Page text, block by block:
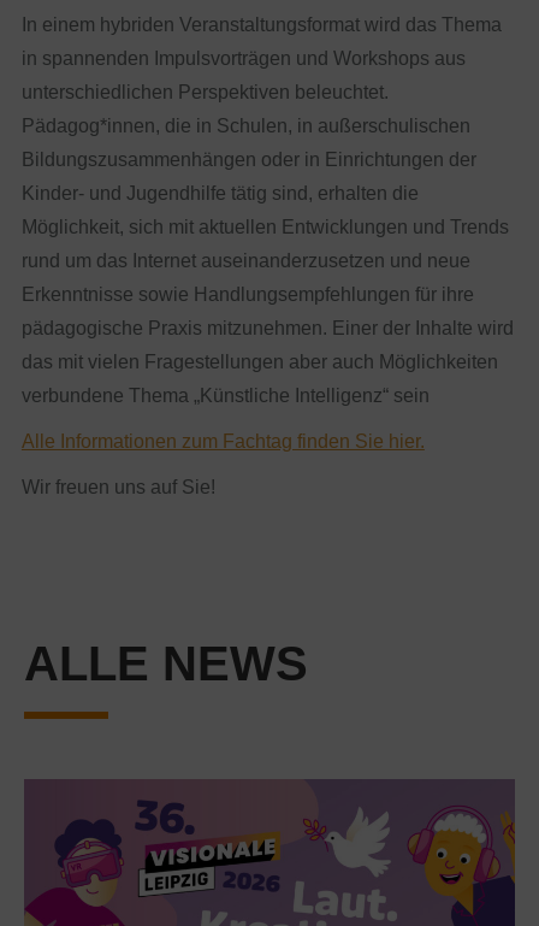
In einem hybriden Veranstaltungsformat wird das Thema
in spannenden Impulsvorträgen und Workshops aus
unterschiedlichen Perspektiven beleuchtet.
Pädagog*innen, die in Schulen, in außerschulischen
Bildungszusammenhängen oder in Einrichtungen der
Kinder- und Jugendhilfe tätig sind, erhalten die
Möglichkeit, sich mit aktuellen Entwicklungen und Trends
rund um das Internet auseinanderzusetzen und neue
Erkenntnisse sowie Handlungsempfehlungen für ihre
pädagogische Praxis mitzunehmen. Einer der Inhalte wird
das mit vielen Fragestellungen aber auch Möglichkeiten
verbundene Thema „Künstliche Intelligenz“ sein
Alle Informationen zum Fachtag finden Sie hier.
Wir freuen uns auf Sie!
ALLE NEWS